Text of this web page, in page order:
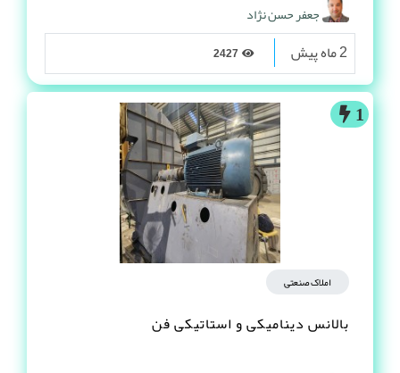
جعفر حسن نژاد
2 ماه پیش
1
املاک صنعتی
بالانس دینامیکی و استاتیکی فن